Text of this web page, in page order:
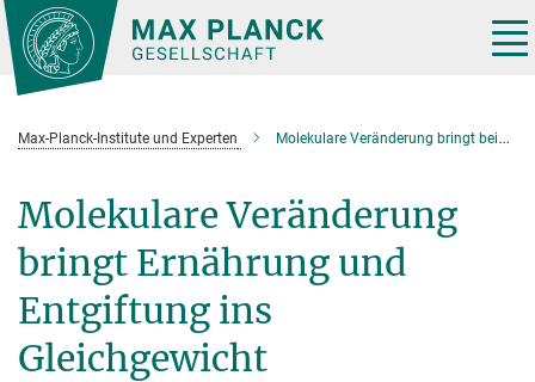
Hauptinhalt
Max-Planck-Institute und Experten Molekulare Veränderung bringt beim modernen Menschen Ernährung und Entgiftung ins Gleichgewicht
Molekulare Veränderung
bringt Ernährung und
Entgiftung ins
Gleichgewicht